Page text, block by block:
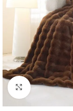
Click to